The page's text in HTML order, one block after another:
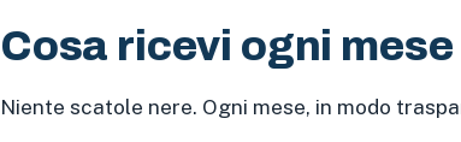
Cosa ricevi ogni mese
Niente scatole nere. Ogni mese, in modo